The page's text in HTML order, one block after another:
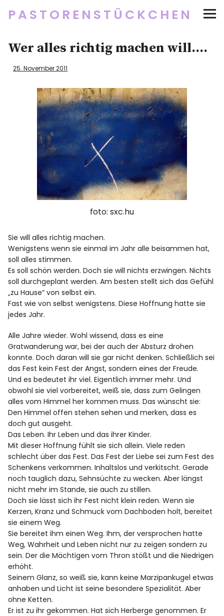
PASTORENSTÜCKCHEN
Startseite
Über
Social Media
Newsletter
Impressum/Datenschutz
TwitterRSSInstagramFacebookpinterest
flickr500px
Wer alles richtig machen will….
25. November 2011
foto: sxc.hu
Sie will alles richtig machen.
Wenigstens wenn sie einmal im Jahr alle beisammen hat,
soll alles stimmen.
Es soll schön werden. Doch sie will nichts erzwingen. Nichts
soll durchgeplant werden. Am besten stellt sich das Gefühl
„zu Hause“ von selbst ein.
Fast wie von selbst wenigstens. Diese Hoffnung hatte sie
jedes Jahr.
Alle Jahre wieder. Wohl wissend, dass es eine
Gratwanderung war, bei der auch der Absturz drohen
konnte. Doch daran will sie gar nicht denken. Schließlich sei
das Fest kein Fest der Angst, sondern eines der Freude.
Und es bedeutet ihr viel. Eigentlich immer mehr. Und
obwohl sie viel vorbereitet, weiß sie, dass zum Gelingen
alles vom Himmel her kommen muss. Das wünscht sie:
Den Himmel offen stehen sehen und merken, dass es
doch gut ausgeht.
Das Leben. Ihr Leben und das ihrer Kinder.
Mit dieser Hoffnung fühlt sie sich allein. Viele reden
schlecht über das Fest. Das Fest der Liebe sei zum Fest des
Schenkens verkommen. Inhaltslos und verkitscht. Gerade
noch tauglich dazu, Sehnsüchte zu wecken. Aber längst
nicht mehr im Stande, sie auch zu stillen.
Doch sie lässt sich ihr Fest nicht klein reden. Wenn sie
Kerzen, Kranz und Schmuck vom Dachboden holt, bereitet
sie einem Weg.
Sie bereitet ihm einen Weg. Ihm, der versprochen hatte
Weg, Wahrheit und Leben nicht nur zu zeigen sondern zu
sein. Der die Mächtigen vom Thron stößt und die Niedrigen
erhöht.
Seinem Glanz, so weiß sie, kann keine Marzipankugel etwas
anhaben und Licht ist seine besondere Spezialität. Aber
ohne Ketten.
Er ist zu ihr gekommen. Hat sich Herberge genommen. Er